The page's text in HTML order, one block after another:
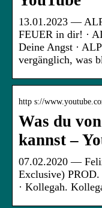
13.01.2023 —
FEUER in dir! ·
Deine Angst ·
vergänglich, was
http s://
Was du
kannst –
07.02.2020 —
Exclusive)
· Kollegah.